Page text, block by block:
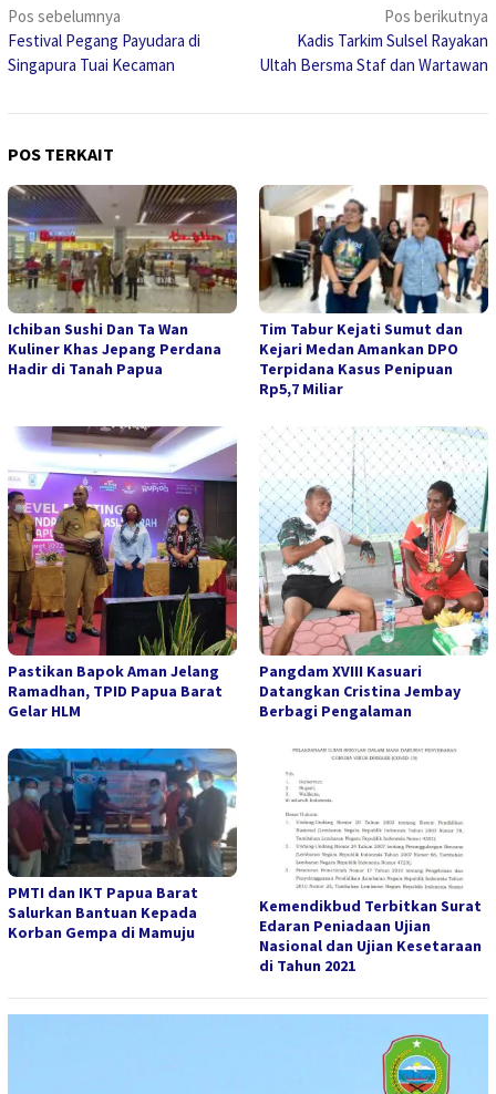
Navigasi
pos
Pos sebelumnya
Festival Pegang Payudara di
Singapura Tuai Kecaman
Pos berikutnya
Kadis Tarkim Sulsel Rayakan
Ultah Bersma Staf dan Wartawan
POS TERKAIT
Ichiban Sushi Dan Ta Wan
Kuliner Khas Jepang Perdana
Hadir di Tanah Papua
Tim Tabur Kejati Sumut dan
Kejari Medan Amankan DPO
Terpidana Kasus Penipuan
Rp5,7 Miliar
Pastikan Bapok Aman Jelang
Ramadhan, TPID Papua Barat
Gelar HLM
Pangdam XVIII Kasuari
Datangkan Cristina Jembay
Berbagi Pengalaman
PMTI dan IKT Papua Barat
Salurkan Bantuan Kepada
Korban Gempa di Mamuju
Kemendikbud Terbitkan Surat
Edaran Peniadaan Ujian
Nasional dan Ujian Kesetaraan
di Tahun 2021